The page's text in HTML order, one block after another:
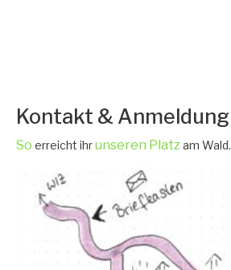
Kontakt & Anmeldung
So erreicht ihrunseren Platzam Wald.